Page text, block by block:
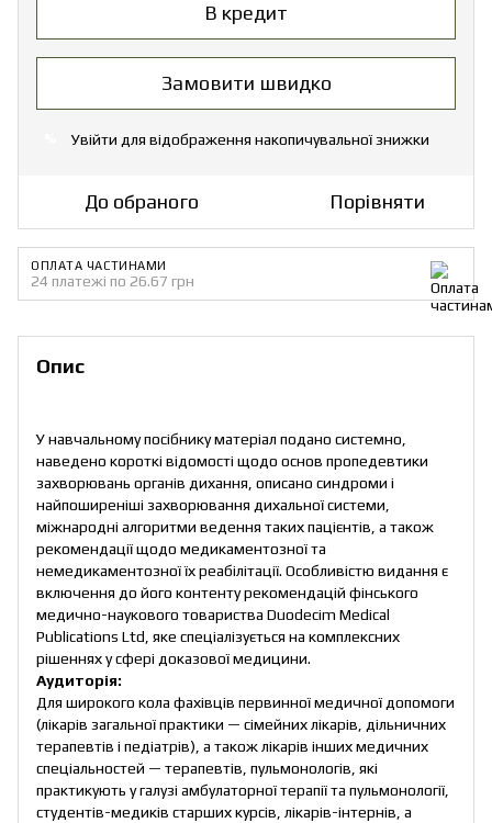
В кредит
Замовити швидко
Увійти для відображення накопичувальної знижки
До обраного Порівняти
ОПЛАТА ЧАСТИНАМИ
24 платежі по 26.67 грн
Опис
У навчальному посібнику матеріал подано системно,
наведено короткі відомості щодо основ пропедевтики
захворювань органів дихання, описано синдроми і
найпоширеніші захворювання дихальної системи,
міжнародні алгоритми ведення таких пацієнтів, а також
рекомендації щодо медикаментозної та
немедикаментозної їх реабілітації. Особливістю видання є
включення до його контенту рекомендацій фінського
медично-наукового товариства Duodecim Medical
Publications Ltd, яке спеціалізується на комплексних
рішеннях у сфері доказової медицини.
Аудиторія:
Для широкого кола фахівців первинної медичної допомоги
(лікарів загальної практики — сімейних лікарів, дільничних
терапевтів і педіатрів), а також лікарів інших медичних
спеціальностей — терапевтів, пульмонологів, які
практикують у галузі амбулаторної терапії та пульмонології,
студентів-медиків старших курсів, лікарів-інтернів, а